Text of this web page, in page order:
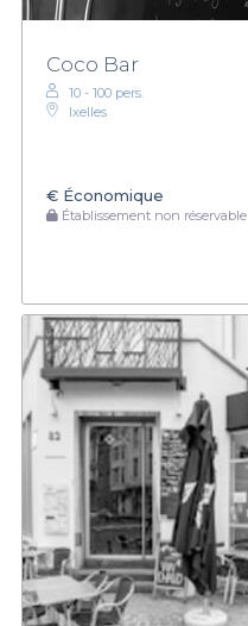
Coco Bar
10 - 100 pers.
Ixelles
€ Économique
Établissement non réservable